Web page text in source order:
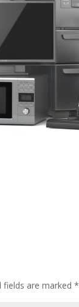
fields are marked *